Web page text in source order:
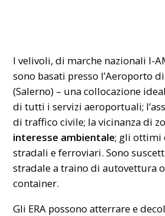
I velivoli, di marche nazionali I-
sono basati presso l’Aeroporto
(Salerno) – una collocazione
di tutti i servizi aeroportuali;
di traffico civile; la vicinanza di
interesse ambientale; gli ottimi
stradali e ferroviari. Sono
stradale a traino di autovettura
container.
Gli ERA possono atterrare e